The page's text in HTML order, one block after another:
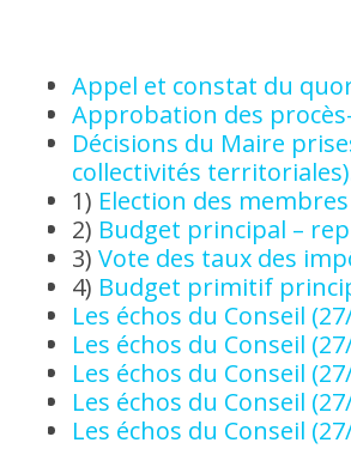
Appel et constat du
Approbation des
Décisions du Maire
collectivités
1) Election des
2) Budget principal –
3) Vote des taux des
4) Budget primitif
Les échos du Conseil
Les échos du Conseil
Les échos du Conseil
Les échos du Conseil
Les échos du Conseil